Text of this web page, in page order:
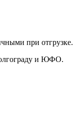
при отгрузке.
и ЮФО.